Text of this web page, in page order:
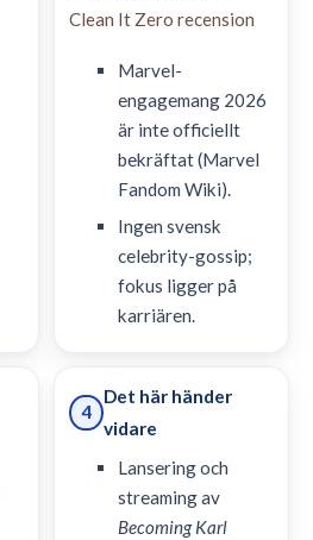
Clean It Zero recension
Marvel-
engagemang 2026
är inte officiellt
bekräftat (Marvel
Fandom Wiki).
Ingen svensk
celebrity-gossip;
fokus ligger på
karriären.
4
Det här händer
vidare
Lansering och
streaming av
Becoming Karl